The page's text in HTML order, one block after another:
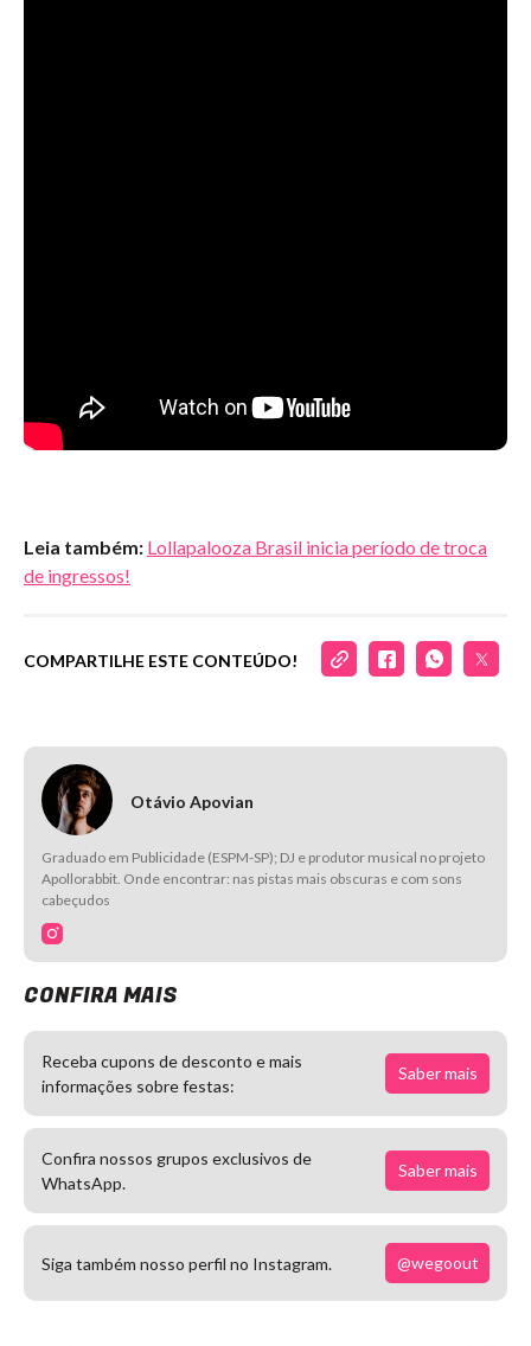
Leia também: Lollapalooza Brasil inicia período de troca
de ingressos!
COMPARTILHE ESTE CONTEÚDO!
Otávio Apovian
Graduado em Publicidade (ESPM-SP); DJ e produtor musical no projeto
Apollorabbit. Onde encontrar: nas pistas mais obscuras e com sons
cabeçudos
CONFIRA MAIS
Receba cupons de desconto e mais
informações sobre festas:
Saber mais
Confira nossos grupos exclusivos de
WhatsApp.
Saber mais
Siga também nosso perfil no Instagram. @wegoout